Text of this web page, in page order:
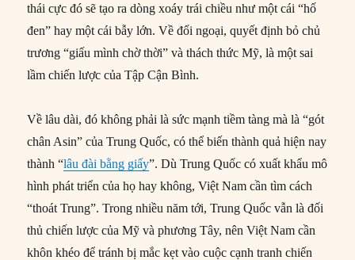
thái cực đó sẽ tạo ra dòng xoáy trái chiều như một cái “hố
đen” hay một cái bẫy lớn. Về đối ngoại, quyết định bỏ chủ
trương “giấu mình chờ thời” và thách thức Mỹ, là một sai
lầm chiến lược của Tập Cận Bình.
Về lâu dài, đó không phải là sức mạnh tiềm tàng mà là “gót
chân Asin” của Trung Quốc, có thể biến thành quả hiện nay
thành “lâu đài bằng giấy”. Dù Trung Quốc có xuất khẩu mô
hình phát triển của họ hay không, Việt Nam cần tìm cách
“thoát Trung”. Trong nhiều năm tới, Trung Quốc vẫn là đối
thủ chiến lược của Mỹ và phương Tây, nên Việt Nam cần
khôn khéo để tránh bị mắc kẹt vào cuộc cạnh tranh chiến